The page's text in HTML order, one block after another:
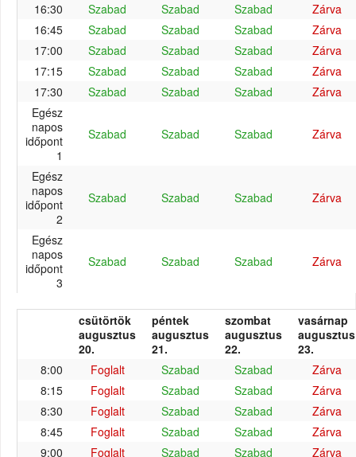
16:30 Szabad Szabad Szabad
Zárva
16:45
Szabad Szabad Szabad
Zárva
17:00
Szabad Szabad Szabad
Zárva
17:15
Szabad Szabad Szabad
Zárva
17:30
Szabad Szabad Szabad
Zárva
Egész
napos
időpont
1
Szabad Szabad Szabad Zárva
Egész
napos
időpont
2
Szabad Szabad Szabad Zárva
Egész
napos
időpont
3
Szabad Szabad Szabad Zárva
csütörtök
augusztus
20.
péntek
augusztus
21.
szombat
augusztus
22.
vasárnap
augusztus
23.
8:00
Foglalt Szabad Szabad
Zárva
8:15
Foglalt Szabad Szabad
Zárva
8:30
Foglalt Szabad Szabad
Zárva
8:45
Foglalt Szabad Szabad
Zárva
9:00
Foglalt Szabad Szabad
Zárva